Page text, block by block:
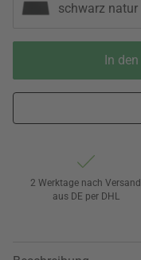
schwarz natur
In
2 Werktage nach Versand
aus DE per DHL